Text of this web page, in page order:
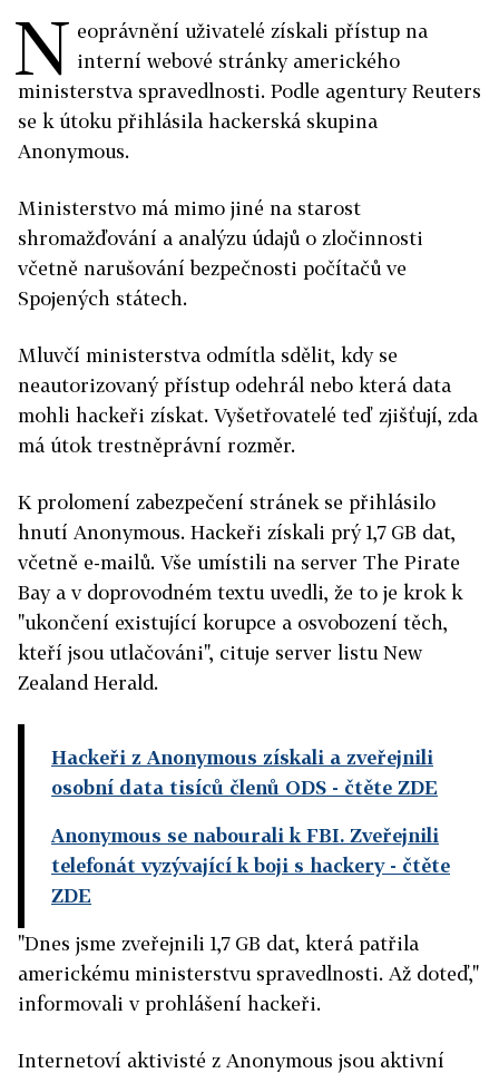
N eoprávnění uživatelé získali přístup na
interní webové stránky amerického
ministerstva spravedlnosti. Podle agentury Reuters
se k útoku přihlásila hackerská skupina
Anonymous.
Ministerstvo má mimo jiné na starost
shromažďování a analýzu údajů o zločinnosti
včetně narušování bezpečnosti počítačů ve
Spojených státech.
Mluvčí ministerstva odmítla sdělit, kdy se
neautorizovaný přístup odehrál nebo která data
mohli hackeři získat. Vyšetřovatelé teď zjišťují, zda
má útok trestněprávní rozměr.
K prolomení zabezpečení stránek se přihlásilo
hnutí Anonymous. Hackeři získali prý 1,7 GB dat,
včetně e-mailů. Vše umístili na server The Pirate
Bay a v doprovodném textu uvedli, že to je krok k
"ukončení existující korupce a osvobození těch,
kteří jsou utlačováni", cituje server listu New
Zealand Herald.
Hackeři z Anonymous získali a zveřejnili
osobní data tisíců členů ODS - čtěte ZDE
Anonymous se nabourali k FBI. Zveřejnili
telefonát vyzývající k boji s hackery- čtěte
ZDE
"Dnes jsme zveřejnili 1,7 GB dat, která patřila
americkému ministerstvu spravedlnosti. Až doteď,"
informovali v prohlášení hackeři.
Internetoví aktivisté z Anonymous jsou aktivní